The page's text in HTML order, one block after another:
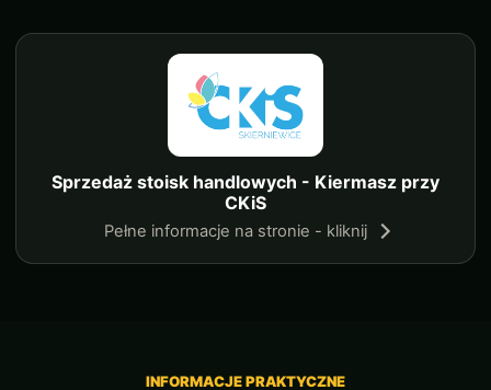
Sprzedaż stoisk handlowych - Kiermasz przy
CKiS
Pełne informacje na stronie - kliknij
INFORMACJE PRAKTYCZNE